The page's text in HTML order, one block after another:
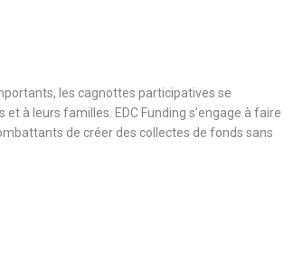
les cagnottes participatives se
à leurs familles. EDC Funding s’engage à faire
de créer des collectes de fonds sans